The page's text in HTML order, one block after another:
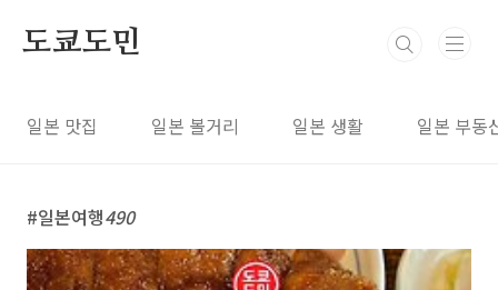
도쿄도민
일본 맛집 일본 볼거리 일본 생활 일본 부동
일본여행490